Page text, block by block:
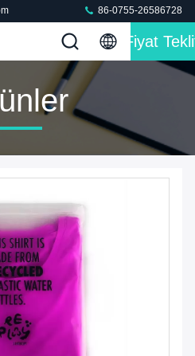
86-0755-26586728
Fiyat